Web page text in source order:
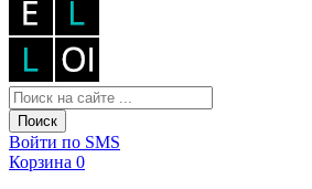
Поиск
Войти по SMS
Корзина 0